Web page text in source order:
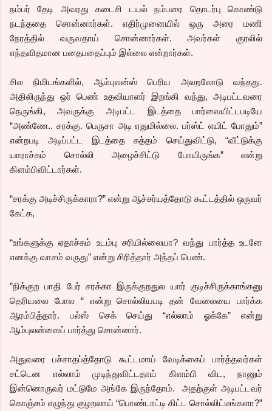
நம்பர் தேடி அவரது கடைசி டயல் நம்பரை தொடர்பு கொண்டு
நடந்ததை சொன்னார்கள். எதிர்முனையில் ஒரு அரை மணி
நேரத்தில் வருவதாய் சொன்னார்கள். அவர்கள் குரலில்
எந்தவிதமான பதைபதைப்பும் இல்லை என்றார்கள்.
சில நிமிடங்களில், ஆம்புலன்ஸ் பெரிய அலறலோடு வந்தது.
அதிலிருந்து ஒர் பெண் உதவியாளர் இறங்கி வந்து, அடிபட்டவரை
நெருங்கி, அவருக்கு அடிபட்ட இடத்தை பார்வையிட்டபடியே
“அண்ணே.. சரக்கு. பெருசா அடி ஏதுமில்லை. பர்ஸ்ட் எயிட் போதும்”
என்றபடி அடிப்பட்ட இடத்தை சுத்தம் செய்துவிட்டு, “வீட்டுக்கு
யாராச்சும் சொல்லி அழைச்சிட்டு போயிருங்க” என்று
கிளம்பிவிட்டார்கள்.
“சரக்கு அடிச்சிருக்காரா?” என்று ஆச்சர்யத்தோடு கூட்டத்தில் ஒருவர்
கேட்க,
“உங்களுக்கு ஏதாச்சும் உடம்பு சரியில்லையா? வந்து பார்த்த உடனே
எனக்கு வாசம் வருது” என்று சிரித்தார் அந்தப் பெண்.
”நிக்குற பாதி பேர் சரக்கா இருக்குறதுல யார் குடிச்சிருக்காங்கனு
தெரியலை போல “ என்று சொல்லியபடி தன் வேலையை பார்க்க
ஆரம்பித்தார். பல்ஸ் செக் செய்து “எல்லாம் ஓக்கே” என்று
ஆம்புலன்ஸைப் பார்த்து சொன்னார்.
அதுவரை பச்சாதப்த்தோடு கூட்டமாய் வேடிக்கைப் பார்த்தவர்கள்
சட்டென எல்லாம் முடிந்துவிட்டதாய் கிளம்பி விட, நானும்
இன்னொருவர் மட்டுமே அங்கே இருந்தோம்.
அதற்குள் அடிபட்டவர்
கொஞ்சம் எழுந்து குழறலாய் “பொண்டாட்டி கிட்ட சொல்லிட்டீங்களா?”